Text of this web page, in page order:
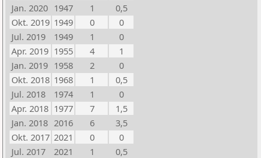
Jan. 2020 1947 1
0,5
Okt. 2019 1949 0
0
Jul. 2019
1949 1
0
Apr. 2019 1955 4
1
Jan. 2019 1958 2
0
Okt. 2018 1968 1
0,5
Jul. 2018
1974 1
0
Apr. 2018 1977 7
1,5
Jan. 2018 2016 6
3,5
Okt. 2017 2021 0
0
Jul. 2017
2021 1
0,5